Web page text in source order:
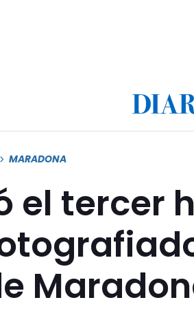
MARADONA
el tercer